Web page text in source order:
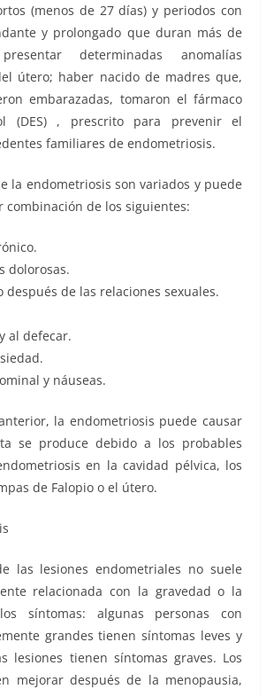
(menos de 27 días) y periodos con
y prolongado que duran más de
determinadas anomalías
útero; haber nacido de madres que,
embarazadas, tomaron el fármaco
(DES) , prescrito para prevenir el
familiares de endometriosis.
la endometriosis son variados y puede
combinación de los siguientes:
dolorosas.
después de las relaciones sexuales.
al defecar.
y náuseas.
la endometriosis puede causar
se produce debido a los probables
en la cavidad pélvica, los
de Falopio o el útero.
las lesiones endometriales no suele
relacionada con la gravedad o la
síntomas: algunas personas con
grandes tienen síntomas leves y
lesiones tienen síntomas graves. Los
mejorar después de la menopausia,